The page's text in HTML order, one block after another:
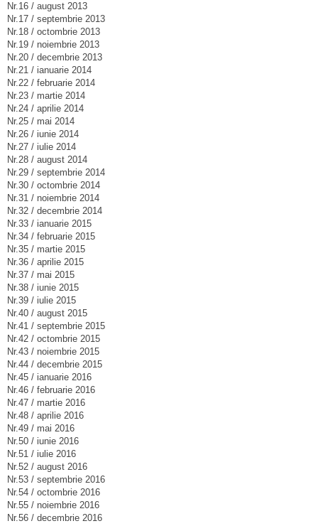
Nr.16 / august 2013
Nr.17 / septembrie 2013
Nr.18 / octombrie 2013
Nr.19 / noiembrie 2013
Nr.20 / decembrie 2013
Nr.21 / ianuarie 2014
Nr.22 / februarie 2014
Nr.23 / martie 2014
Nr.24 / aprilie 2014
Nr.25 / mai 2014
Nr.26 / iunie 2014
Nr.27 / iulie 2014
Nr.28 / august 2014
Nr.29 / septembrie 2014
Nr.30 / octombrie 2014
Nr.31 / noiembrie 2014
Nr.32 / decembrie 2014
Nr.33 / ianuarie 2015
Nr.34 / februarie 2015
Nr.35 / martie 2015
Nr.36 / aprilie 2015
Nr.37 / mai 2015
Nr.38 / iunie 2015
Nr.39 / iulie 2015
Nr.40 / august 2015
Nr.41 / septembrie 2015
Nr.42 / octombrie 2015
Nr.43 / noiembrie 2015
Nr.44 / decembrie 2015
Nr.45 / ianuarie 2016
Nr.46 / februarie 2016
Nr.47 / martie 2016
Nr.48 / aprilie 2016
Nr.49 / mai 2016
Nr.50 / iunie 2016
Nr.51 / iulie 2016
Nr.52 / august 2016
Nr.53 / septembrie 2016
Nr.54 / octombrie 2016
Nr.55 / noiembrie 2016
Nr.56 / decembrie 2016